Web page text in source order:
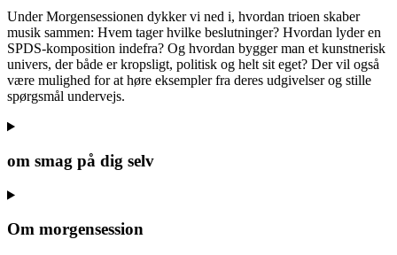
Under Morgensessionen dykker vi ned i, hvordan trioen skaber
musik sammen: Hvem tager hvilke beslutninger? Hvordan lyder en
SPDS-komposition indefra? Og hvordan bygger man et kunstnerisk
univers, der både er kropsligt, politisk og helt sit eget? Der vil også
være mulighed for at høre eksempler fra deres udgivelser og stille
spørgsmål undervejs.
om smag på dig selv
Om morgensession